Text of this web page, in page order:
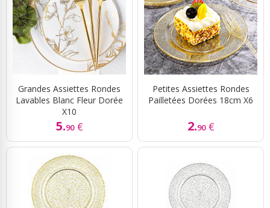
Grandes Assiettes Rondes
Lavables Blanc Fleur Dorée
X10
5.90 €
Petites Assiettes Rondes
Pailletées Dorées 18cm X6
2.90 €